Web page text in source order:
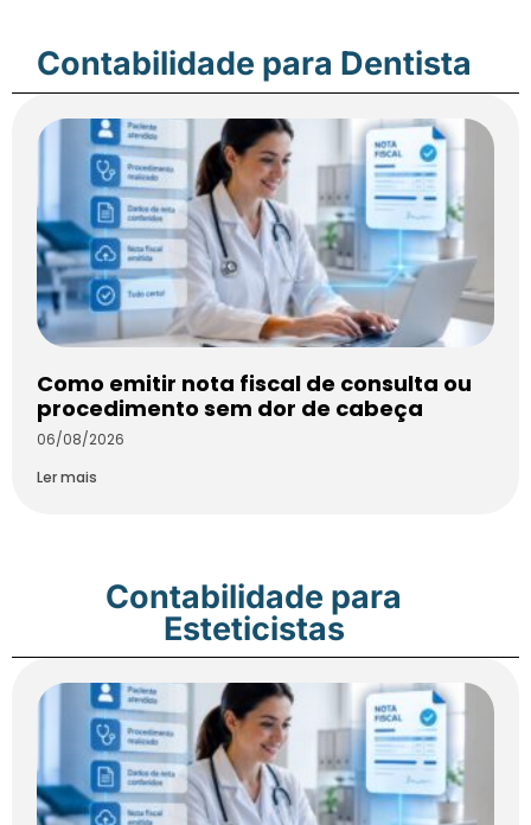
Contabilidade para Dentista
Como emitir nota fiscal de consulta ou
procedimento sem dor de cabeça
06/08/2026
Ler mais
Contabilidade para
Esteticistas